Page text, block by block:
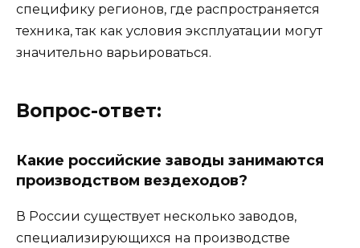
специфику регионов, где распространяется
техника, так как условия эксплуатации могут
значительно варьироваться.
Вопрос-ответ:
Какие российские заводы занимаются
производством вездеходов?
В России существует несколько заводов,
специализирующихся на производстве